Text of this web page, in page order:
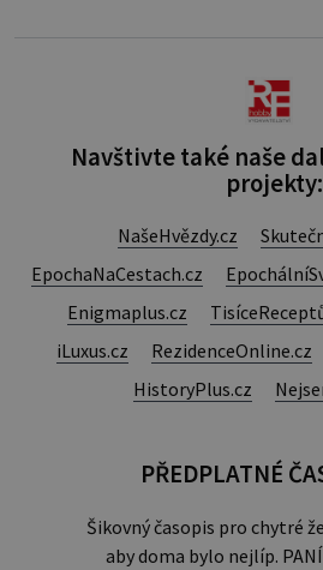
Navštivte také naše
projekty:
NašeHvězdy.cz
EpochaNaCestach.cz
Enigmaplus.cz
iLuxus.cz
RezidenceOnline.cz
HistoryPlus.cz
PŘEDPLATNÉ
Šikovný časopis pro chytré
aby doma bylo nejlíp.